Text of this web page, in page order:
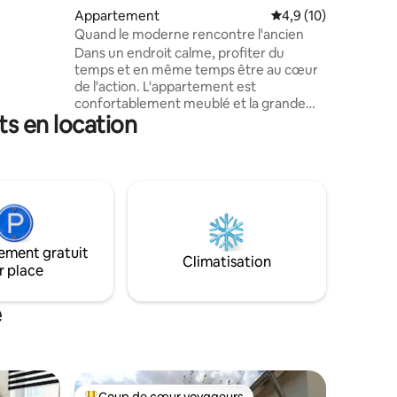
Appartement Évaluation
4,9 (10)
Quand le moderne rencontre l'ancien
Dans un endroit calme, profiter du
temps et en même temps être au cœur
de l'action. L'appartement est
confortablement meublé et la grande
cuisine-salon invite à des heures
communes. L'appartement dispose de 2
soirée au coucher du soleil. Sa situation
centrale permet de rejoindre
rapidement la petite ville de Tann/Rhön,
la piscine ou les pistes cyclables et les
en location
gratuit
place
Climatisation